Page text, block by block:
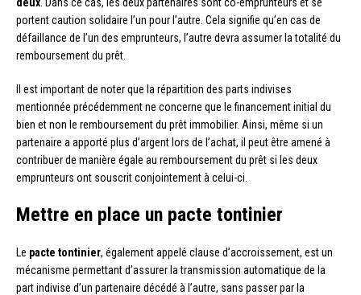
portent caution solidaire l’un pour l’autre. Cela signifie qu’en cas de
défaillance de l’un des emprunteurs, l’autre devra assumer la totalité du
remboursement du prêt.
Il est important de noter que la répartition des parts indivises
mentionnée précédemment ne concerne que le financement initial du
bien et non le remboursement du prêt immobilier. Ainsi, même si un
partenaire a apporté plus d’argent lors de l’achat, il peut être amené à
contribuer de manière égale au remboursement du prêt si les deux
emprunteurs ont souscrit conjointement à celui-ci.
Mettre en place un pacte tontinier
Le pacte tontinier, également appelé clause d’accroissement, est un
mécanisme permettant d’assurer la transmission automatique de la
part indivise d’un partenaire décédé à l’autre, sans passer par la